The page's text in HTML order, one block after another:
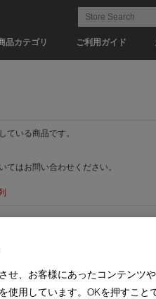
品カテゴリ ご利用ガイド
ている商品です。
てはお問い合わせください。
COLLECTION(28)
(5) デザインチェア(4) ワークチェア
ランプ(10) アウトドア(3)
、お客様にあったコンテンツや
使用しています。OKを押すこと